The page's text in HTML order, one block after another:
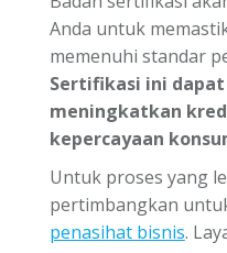
Anda untuk
memenuhi standar
Sertifikasi ini
meningkatkan
kepercayaan
Untuk proses yang
pertimbangkan
penasihat bisnis.